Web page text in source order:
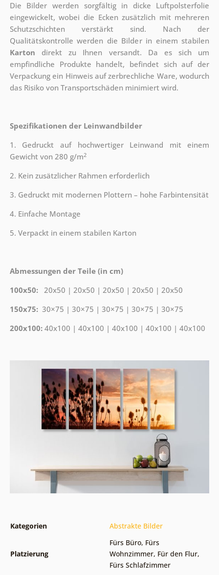
Die Bilder werden sorgfältig in dicke Luftpolsterfolie
eingewickelt, wobei die Ecken zusätzlich mit mehreren
Schutzschichten verstärkt sind. Nach der
Qualitätskontrolle werden die Bilder in einem stabilen
Karton direkt zu Ihnen versandt. Da es sich um
empfindliche Produkte handelt, befindet sich auf der
Verpackung ein Hinweis auf zerbrechliche Ware, wodurch
das Risiko von Transportschäden minimiert wird.
Spezifikationen der Leinwandbilder
1. Gedruckt auf hochwertiger Leinwand mit einem
Gewicht von 280 g/m2
2. Kein zusätzlicher Rahmen erforderlich
3. Gedruckt mit modernen Plottern – hohe Farbintensität
4. Einfache Montage
5. Verpackt in einem stabilen Karton
Abmessungen der Teile (in cm)
100x50: 20x50 | 20x50 | 20x50 | 20x50 | 20x50
150x75: 30×75 | 30×75 | 30×75 | 30×75 | 30×75
200x100: 40x100 | 40x100 | 40x100 | 40x100 | 40x100
Kategorien Abstrakte Bilder
Platzierung
Fürs Büro, Fürs
Wohnzimmer, Für den Flur,
Fürs Schlafzimmer